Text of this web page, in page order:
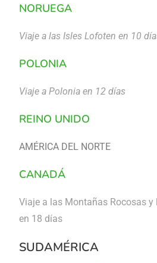
NORUEGA
Viaje a las Isles Lofoten en 10
POLONIA
Viaje a Polonia en 12 días
REINO UNIDO
AMÉRICA DEL NORTE
CANADÁ
Viaje a las Montañas Rocosas y
en 18 días
SUDAMÉRICA